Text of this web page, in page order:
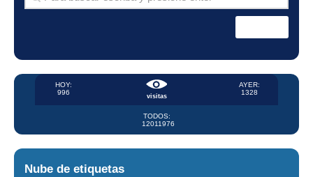
visitas
HOY:
996
AYER:
1328
TODOS:
12011976
Nube de etiquetas